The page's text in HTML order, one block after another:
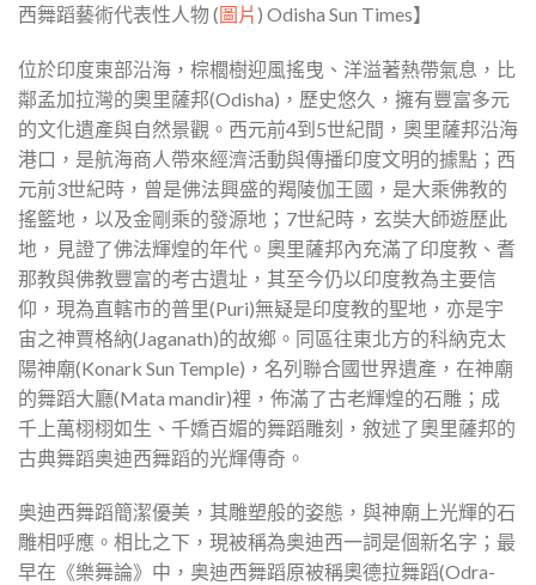
西舞蹈藝術代表性人物 (圖片 ) Odisha Sun Times】
位於印度東部沿海，棕櫚樹迎風搖曳、洋溢著熱帶氣息，比
鄰孟加拉灣的奧里薩邦(Odisha)，歷史悠久，擁有豐富多元
的文化遺產與自然景觀。西元前4到5世紀間，奧里薩邦沿海
港口，是航海商人帶來經濟活動與傳播印度文明的據點；西
元前3世紀時，曾是佛法興盛的羯陵伽王國，是大乘佛教的
搖籃地，以及金剛乘的發源地；7世紀時，玄奘大師遊歷此
地，見證了佛法輝煌的年代。奧里薩邦內充滿了印度教、耆
那教與佛教豐富的考古遺址，其至今仍以印度教為主要信
仰，現為直轄市的普里(Puri)無疑是印度教的聖地，亦是宇
宙之神賈格納(Jaganath)的故鄉。同區往東北方的科納克太
陽神廟(Konark Sun Temple)，名列聯合國世界遺產，在神廟
的舞蹈大廳(Mata mandir)裡，佈滿了古老輝煌的石雕；成
千上萬栩栩如生、千嬌百媚的舞蹈雕刻，敘述了奧里薩邦的
古典舞蹈奥迪西舞蹈的光輝傳奇。
奥迪西舞蹈簡潔優美，其雕塑般的姿態，與神廟上光輝的石
雕相呼應。相比之下，現被稱為奥迪西一詞是個新名字；最
早在《樂舞論》中，奥迪西舞蹈原被稱奧德拉舞蹈(Odra-